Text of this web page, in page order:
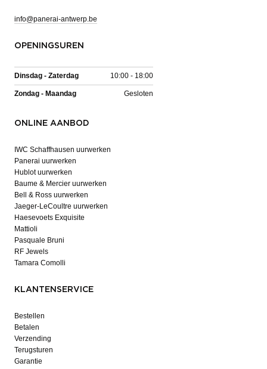
info@panerai-antwerp.be
OPENINGSUREN
Dinsdag - Zaterdag 10:00 - 18:00
Zondag - Maandag Gesloten
ONLINE AANBOD
IWC Schaffhausen uurwerken
Panerai uurwerken
Hublot uurwerken
Baume & Mercier uurwerken
Bell & Ross uurwerken
Jaeger-LeCoultre uurwerken
Haesevoets Exquisite
Mattioli
Pasquale Bruni
RF Jewels
Tamara Comolli
KLANTENSERVICE
Bestellen
Betalen
Verzending
Terugsturen
Garantie